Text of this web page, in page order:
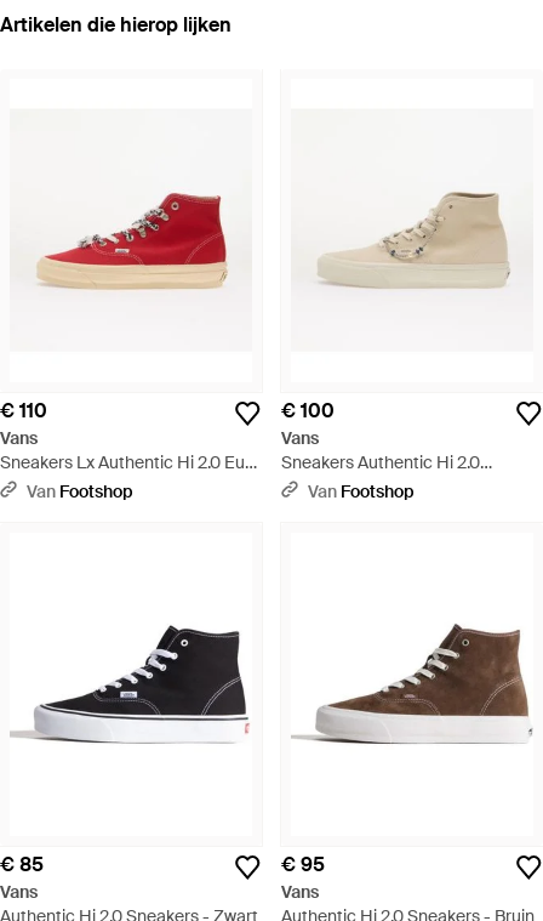
Artikelen die hierop lijken
€ 110
Vans
Sneakers Lx Authentic Hi 2.0 Eur -
RoodVan Footshop
€ 100
Vans
Sneakers Authentic Hi 2.0
Turtledove/ Eur - Naturel
Van Footshop
€ 85
Vans
Authentic Hi 2.0 Sneakers - Zwart
€ 95
Vans
Authentic Hi 2.0 Sneakers - Bruin